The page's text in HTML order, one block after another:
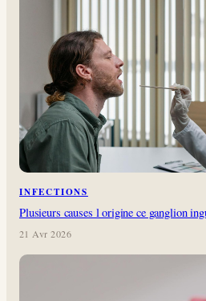
INFECTIONS
Plusieurs causes l origine ce ganglion
21 Avr 2026